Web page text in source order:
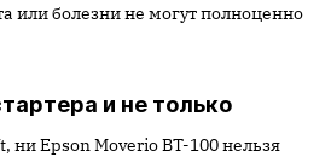
или болезни не могут полноценно
и не только
ни Epson Moverio BT-100 нельзя